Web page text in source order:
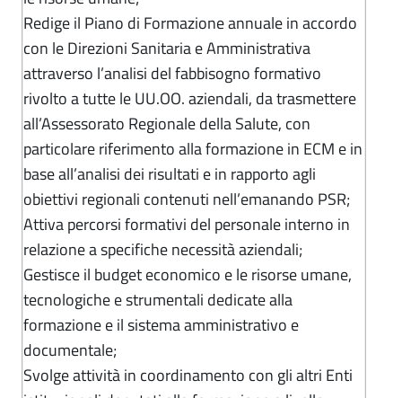
Redige il Piano di Formazione annuale in accordo
con le Direzioni Sanitaria e Amministrativa
attraverso l’analisi del fabbisogno formativo
rivolto a tutte le UU.OO. aziendali, da trasmettere
all’Assessorato Regionale della Salute, con
particolare riferimento alla formazione in ECM e in
base all’analisi dei risultati e in rapporto agli
obiettivi regionali contenuti nell’emanando PSR;
Attiva percorsi formativi del personale interno in
relazione a specifiche necessità aziendali;
Gestisce il budget economico e le risorse umane,
tecnologiche e strumentali dedicate alla
formazione e il sistema amministrativo e
documentale;
Svolge attività in coordinamento con gli altri Enti